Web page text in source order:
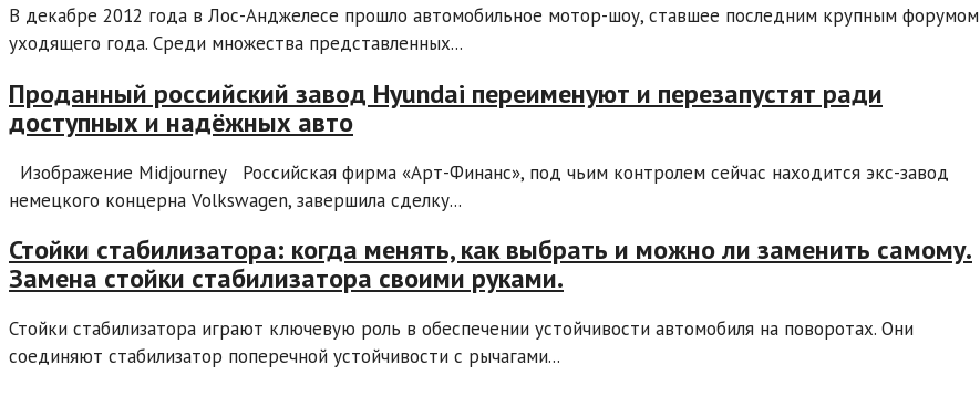
В декабре 2012 года в Лос-Анджелесе прошло автомобильное мотор-шоу, ставшее последним крупным форумом
уходящего года. Среди множества представленных...
Проданный российский завод Hyundai переименуют и перезапустят ради
доступных и надёжных авто
Изображение Midjourney Российская фирма «Арт-Финанс», под чьим контролем сейчас находится экс-завод
немецкого концерна Volkswagen, завершила сделку...
Стойки стабилизатора: когда менять, как выбрать и можно ли заменить самому.
Замена стойки стабилизатора своими руками.
Стойки стабилизатора играют ключевую роль в обеспечении устойчивости автомобиля на поворотах. Они
соединяют стабилизатор поперечной устойчивости с рычагами...